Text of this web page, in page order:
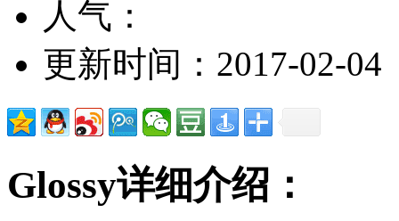
人气：
更新时间：2017-02-04
Glossy详细介绍：